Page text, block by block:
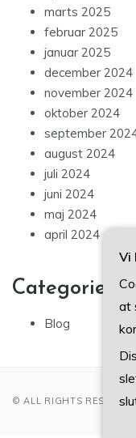
marts 2025
februar 2025
januar 2025
december 2024
november 2024
oktober 2024
september
august 2024
juli 2024
juni 2024
maj 2024
april 2024
Categories
Blog
© ALL RIGHTS
Vi
at